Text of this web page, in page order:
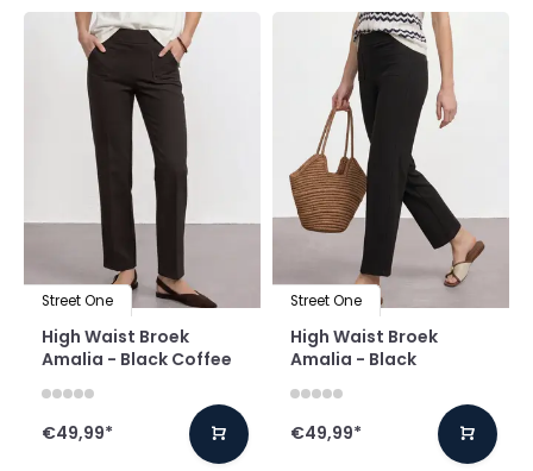
Street One
High Waist Broek
Amalia - Black Coffee
€49,99*
Street One
High Waist Broek
Amalia - Black
€49,99*